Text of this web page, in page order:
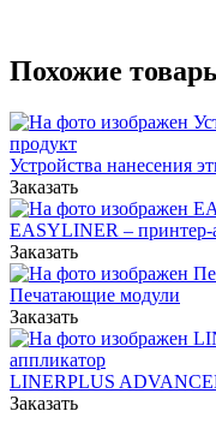
Похожие
Устройства нанесения
Заказать
EASYLINER – принтер-
Заказать
Печатающие модули
Заказать
LINERPLUS
Заказать